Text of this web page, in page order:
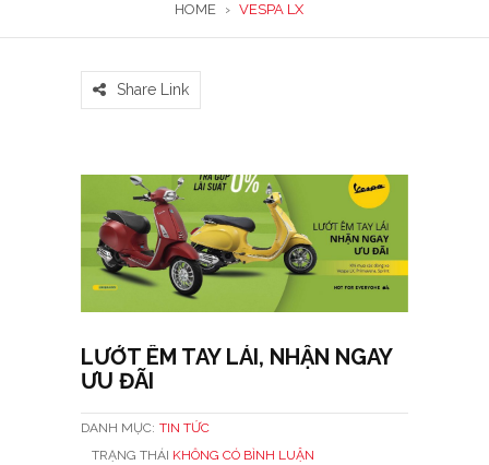
HOME › VESPA LX
Share Link
LƯỚT ÊM TAY LÁI, NHẬN NGAY
ƯU ĐÃI
DANH MỤC: TIN TỨC
TRẠNG THÁI KHÔNG CÓ BÌNH LUẬN